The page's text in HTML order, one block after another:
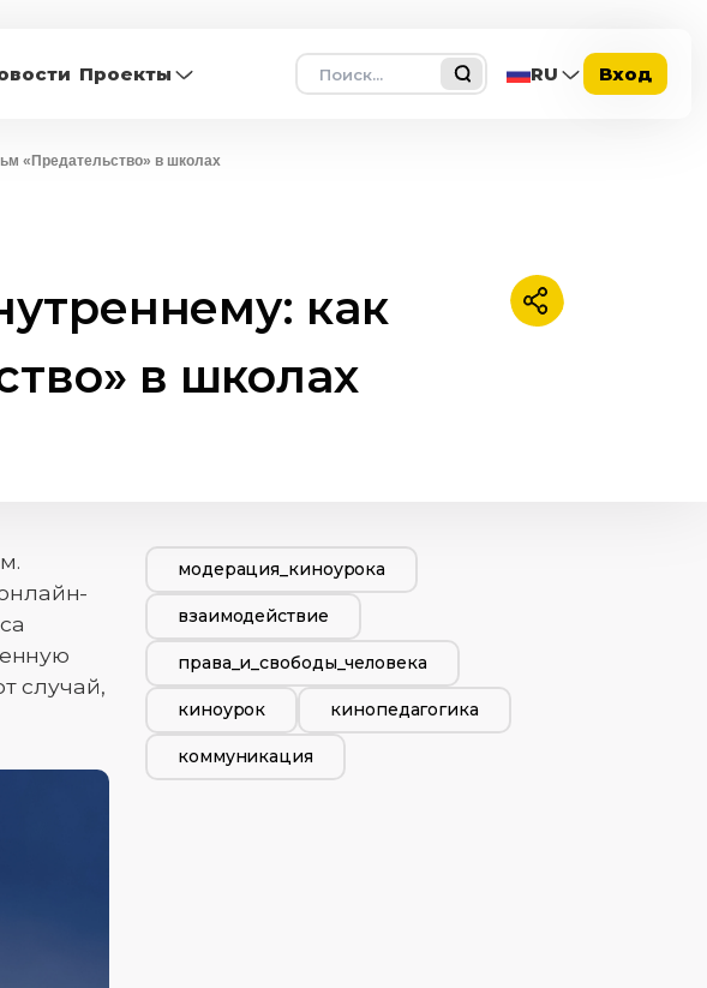
Проекты Поиск RU Вход
«Предательство» в школах
как
в школах
Поделиться
случай,
модерация_киноурока
взаимодействие
права_и_свободы_человека
киноурок кинопедагогика
коммуникация